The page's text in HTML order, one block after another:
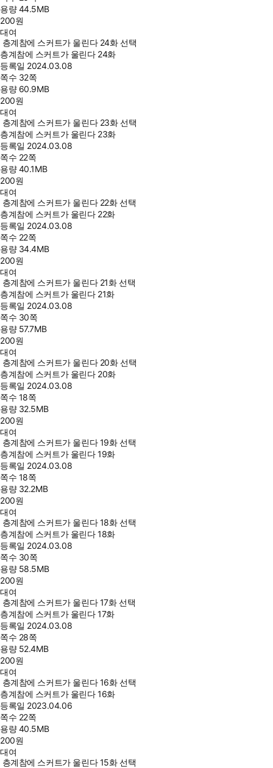
용량44.5MB
200원
대여
층계참에 스커트가 울린다 24화 선택
층계참에 스커트가 울린다 24화
등록일 2024.03.08
쪽수 32쪽
용량 60.9MB
200원
대여
층계참에 스커트가 울린다 23화 선택
층계참에 스커트가 울린다 23화
등록일 2024.03.08
쪽수 22쪽
용량40.1MB
200원
대여
층계참에 스커트가 울린다 22화 선택
층계참에 스커트가 울린다 22화
등록일 2024.03.08
쪽수 22쪽
용량 34.4MB
200원
대여
층계참에 스커트가 울린다 21화 선택
층계참에 스커트가 울린다 21화
등록일 2024.03.08
쪽수 30쪽
용량 57.7MB
200원
대여
층계참에 스커트가 울린다 20화 선택
층계참에 스커트가 울린다 20화
등록일 2024.03.08
쪽수 18쪽
용량 32.5MB
200원
대여
층계참에 스커트가 울린다 19화 선택
층계참에 스커트가 울린다 19화
등록일 2024.03.08
쪽수 18쪽
용량 32.2MB
200원
대여
층계참에 스커트가 울린다 18화 선택
층계참에 스커트가 울린다 18화
등록일 2024.03.08
쪽수 30쪽
용량 58.5MB
200원
대여
층계참에 스커트가 울린다 17화 선택
층계참에 스커트가 울린다 17화
등록일 2024.03.08
쪽수 28쪽
용량 52.4MB
200원
대여
층계참에 스커트가 울린다 16화 선택
층계참에 스커트가 울린다 16화
등록일 2023.04.06
쪽수 22쪽
용량40.5MB
200원
대여
층계참에 스커트가 울린다 15화 선택